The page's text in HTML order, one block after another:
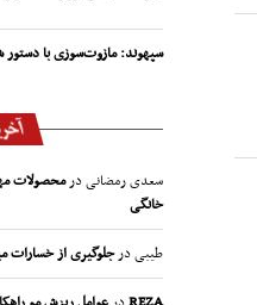
سپهوند:‌ مازوت‌سوزی با
سعدی رمضانیدرمحصولات
خانگی
طیبیدرجلوگیری از خسارات